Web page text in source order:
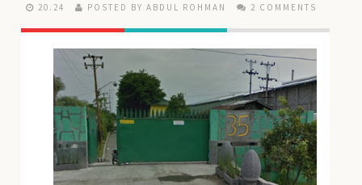
20.24 POSTED BY ABDUL ROHMAN 2 COMMENTS